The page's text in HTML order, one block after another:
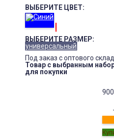
ВЫБЕРИТЕ ЦВЕТ:
ВЫБЕРИТЕ РАЗМЕР:
универсальный
Под заказ с оптового
Товар с выбранным
для покупки
900